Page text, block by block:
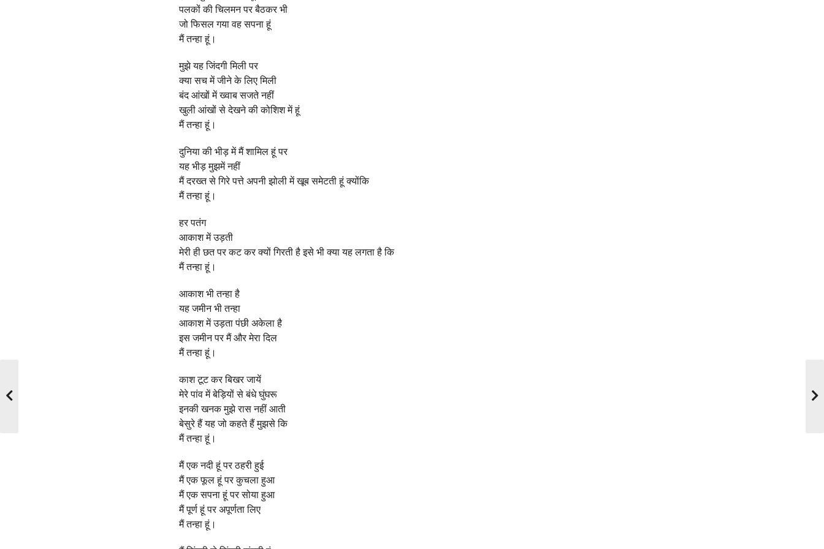
पलकों की चिलमन पर बैठकर भी
जो फिसल गया वह सपना हूं
मैं तन्हा हूं।
मुझे यह जिंदगी मिली पर
क्या सच में जीने के लिए मिली
बंद आंखों में ख्वाब सजते नहीं
खुली आंखों से देखने की कोशिश में हूं
मैं तन्हा हूं।
दुनिया की भीड़ में मैं शामिल हूं पर
यह भीड़ मुझमें नहीं
मैं दरख्त से गिरे पत्ते अपनी झोली में खूब समेटती हूं क्योंकि
मैं तन्हा हूं।
हर पतंग
आकाश में उड़ती
मेरी ही छत पर कट कर क्यों गिरती है इसे भी क्या यह लगता है कि
मैं तन्हा हूं।
आकाश भी तन्हा है
यह जमीन भी तन्हा
आकाश में उड़ता पंछी अकेला है
इस जमीन पर मैं और मेरा दिल
मैं तन्हा हूं।
काश टूट कर बिखर जायें
मेरे पांव में बेड़ियों से बंधे घुंघरू
इनकी खनक मुझे रास नहीं आती
बेसुरे हैं यह जो कहते हैं मुझसे कि
मैं तन्हा हूं।
मैं एक नदी हूं पर ठहरी हुई
मैं एक फूल हूं पर कुचला हुआ
मैं एक सपना हूं पर सोया हुआ
मैं पूर्ण हूं पर अपूर्णता लिए
मैं तन्हा हूं।